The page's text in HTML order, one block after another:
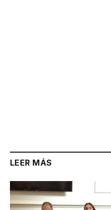
LEER MÁS